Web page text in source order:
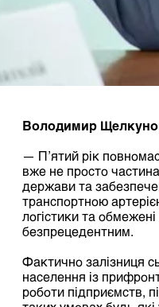
Володимир
— П’ятий рік
вже не просто
держави та
транспортною
логістики та
безпрецедентним.
Фактично залізниця
населення із
роботи підприємств,